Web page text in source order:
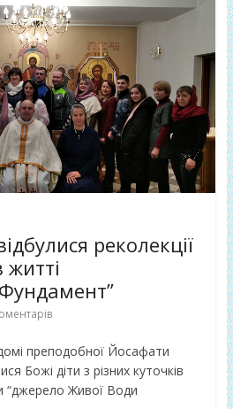
реколекції
преподобної Йосафати
Божі діти з різних куточків
“джерело Живої Води